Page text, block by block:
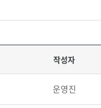
작성자
운영진